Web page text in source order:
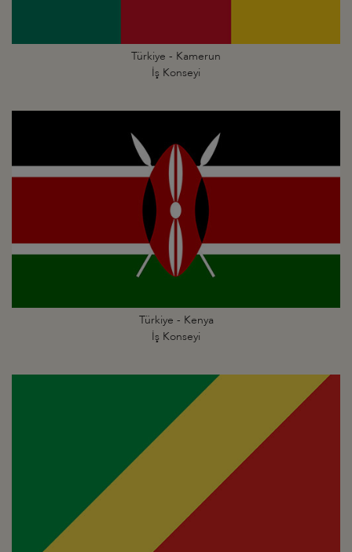
Türkiye - Kamerun
İş Konseyi
Türkiye - Kenya
İş Konseyi